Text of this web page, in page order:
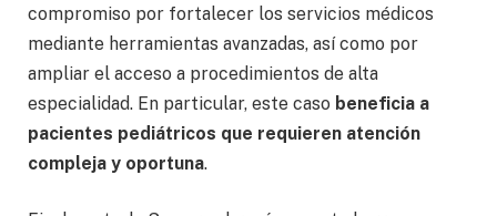
compromiso por fortalecer los servicios médicos
mediante herramientas avanzadas, así como por
ampliar el acceso a procedimientos de alta
especialidad. En particular, este caso beneficia a
pacientes pediátricos que requieren atención
compleja y oportuna.